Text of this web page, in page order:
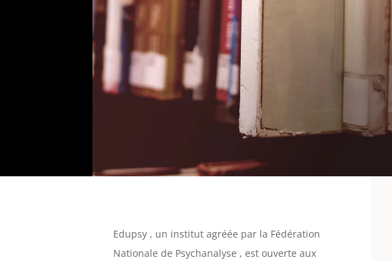
Edupsy , un institut agréée par la Fédération
Nationale de Psychanalyse , est ouverte aux